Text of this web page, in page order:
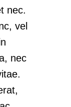
nec.
vel
nec